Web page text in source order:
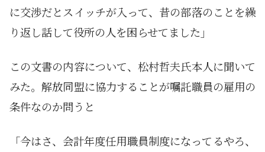
に交渉だとスイッチが入って、昔の部落のことを繰
り返し話して役所の人を困らせてました」
この文書の内容について、松村哲夫氏本人に聞いて
みた。解放同盟に協力することが嘱託職員の雇用の
条件なのか問うと
「今はさ、会計年度任用職員制度になってるやろ、